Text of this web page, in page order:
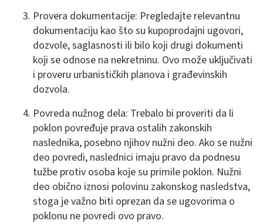
Provera dokumentacije: Pregledajte relevantnu
dokumentaciju kao što su kupoprodajni ugovori,
dozvole, saglasnosti ili bilo koji drugi dokumenti
koji se odnose na nekretninu. Ovo može uključivati
i proveru urbanističkih planova i građevinskih
dozvola.
Povreda nužnog dela: Trebalo bi proveriti da li
poklon povređuje prava ostalih zakonskih
naslednika, posebno njihov nužni deo. Ako se nužni
deo povredi, naslednici imaju pravo da podnesu
tužbe protiv osoba koje su primile poklon. Nužni
deo obično iznosi polovinu zakonskog nasledstva,
stoga je važno biti oprezan da se ugovorima o
poklonu ne povredi ovo pravo.